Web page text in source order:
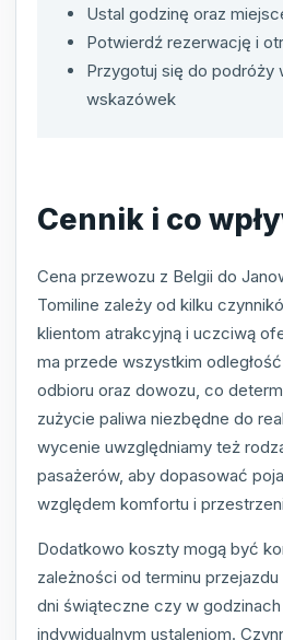
Ustal godzinę oraz
Potwierdź rezerwację i
Przygotuj się do podróży
wskazówek
Cennik i co
Cena przewozu z Belgii do
Tomiline zależy od kilku
klientom atrakcyjną i uczciwą
ma przede wszystkim
odbioru oraz dowozu, co
zużycie paliwa niezbędne do
wycenie uwzględniamy też
pasażerów, aby dopasować
względem komfortu i
Dodatkowo koszty mogą być
zależności od terminu
dni świąteczne czy w
indywidualnym ustaleniom.